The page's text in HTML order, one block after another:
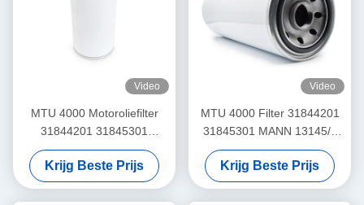
Video
MTU 4000 Motoroliefilter
31844201 31845301
P551402
Krijg Beste Prijs
Video
MTU 4000 Filter 31844201
31845301 MANN 13145/4
6771659356
Krijg Beste Prijs